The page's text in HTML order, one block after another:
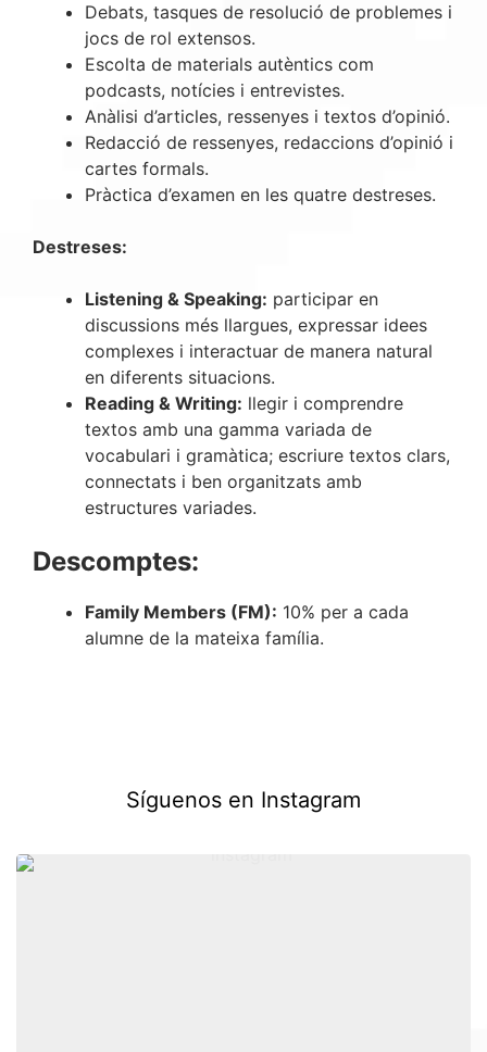
Debats, tasques de resolució de problemes i
jocs de rol extensos.
Escolta de materials autèntics com
podcasts, notícies i entrevistes.
Anàlisi d’articles, ressenyes i textos d’opinió.
Redacció de ressenyes, redaccions d’opinió i
cartes formals.
Pràctica d’examen en les quatre destreses.
Destreses:
Listening & Speaking: participar en
discussions més llargues, expressar idees
complexes i interactuar de manera natural
en diferents situacions.
Reading & Writing: llegir i comprendre
textos amb una gamma variada de
vocabulari i gramàtica; escriure textos clars,
connectats i ben organitzats amb
estructures variades.
Descomptes:
Family Members (FM): 10% per a cada
alumne de la mateixa família.
Síguenos en Instagram